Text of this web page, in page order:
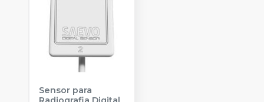
Sensor para